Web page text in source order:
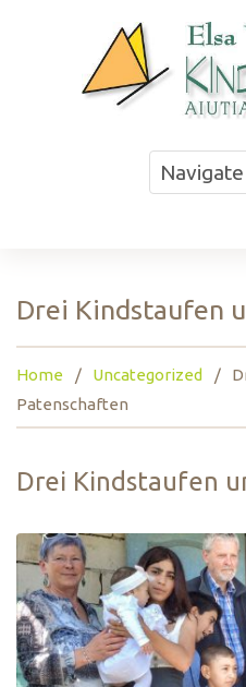
Drei Kindstaufen
Home Uncategorized
Patenschaften
Drei Kindstaufen